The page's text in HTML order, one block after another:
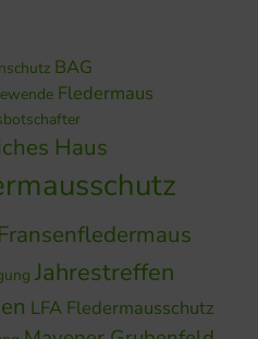
BAG
Fledermaus
Haus
Fransenfledermaus
Jahrestreffen
LFA Fledermausschutz